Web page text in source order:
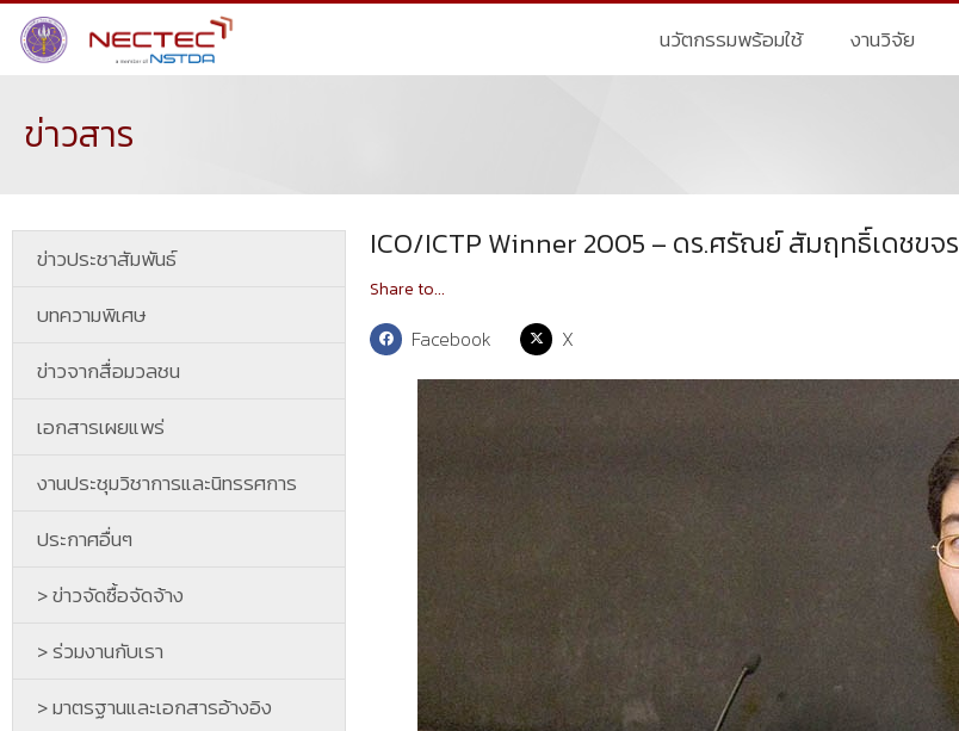
นวัตกรรมพร้อมใช้ งานวิจัย
ข่าวสาร
ข่าวประชาสัมพันธ์
บทความพิเศษ
ข่าวจากสื่อมวลชน
เอกสารเผยแพร่
งานประชุมวิชาการและนิทรรศการ
ประกาศอื่นๆ
> ข่าวจัดซื้อจัดจ้าง
> ร่วมงานกับเรา
> มาตรฐานและเอกสารอ้างอิง
ICO/ICTP Winner 2005 – ดร.ศรัณย์ สัมฤทธิ์เดชขจร
Share to...
Facebook X